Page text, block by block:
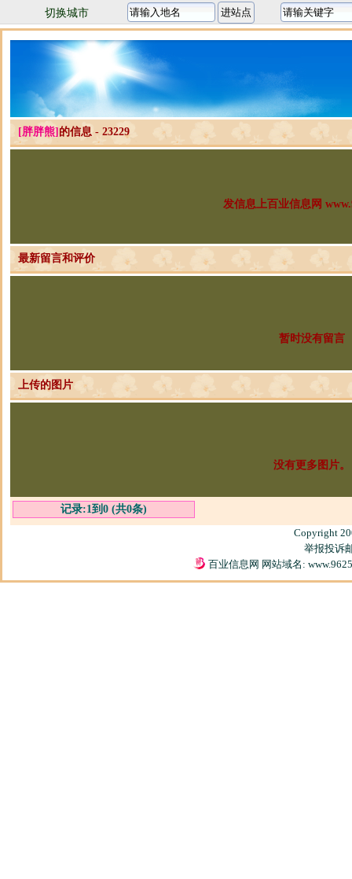
切换城市
[胖胖熊] 的信息 - 23229
发信息上百业信息网
最新留言和评价
暂时没有留言
上传的图片
没有更多图片。
记录:1到0 (共0条)
Copyright
举报投诉
百业信息网 网站域名: